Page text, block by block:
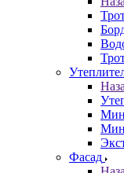
Фасад